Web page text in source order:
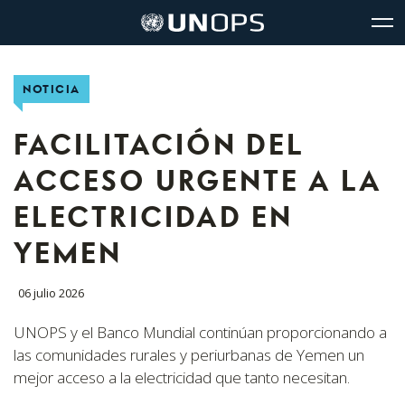
Logo
de
UNOPS
Office
Services
NOTICIA
FACILITACIÓN DEL
ACCESO URGENTE A LA
ELECTRICIDAD EN
YEMEN
06 julio 2026
UNOPS y el Banco Mundial continúan proporcionando a
las comunidades rurales y periurbanas de Yemen un
mejor acceso a la electricidad que tanto necesitan.